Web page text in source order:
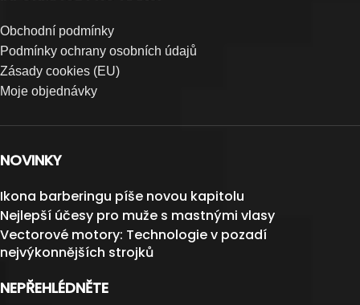
Obchodní podmínky
Podmínky ochrany osobních údajů
Zásady cookies (EU)
Moje objednávky
NOVINKY
Ikona barberingu píše novou kapitolu
Nejlepší účesy pro muže s mastnými vlasy
Vectorové motory: Technologie v pozadí
nejvýkonnějších strojků
NEPŘEHLÉDNĚTE